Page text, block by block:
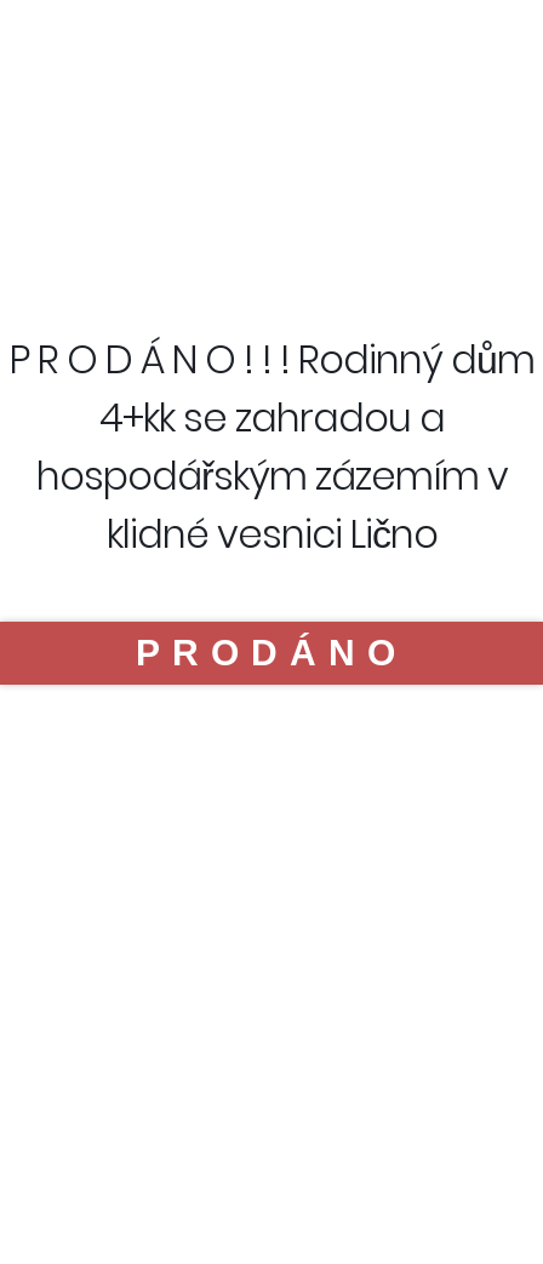
P R O D Á N O ! ! ! Rodinný dům
4+kk se zahradou a
hospodářským zázemím v
klidné vesnici Lično
PRODÁNO